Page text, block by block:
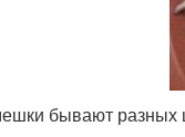
бывают разных